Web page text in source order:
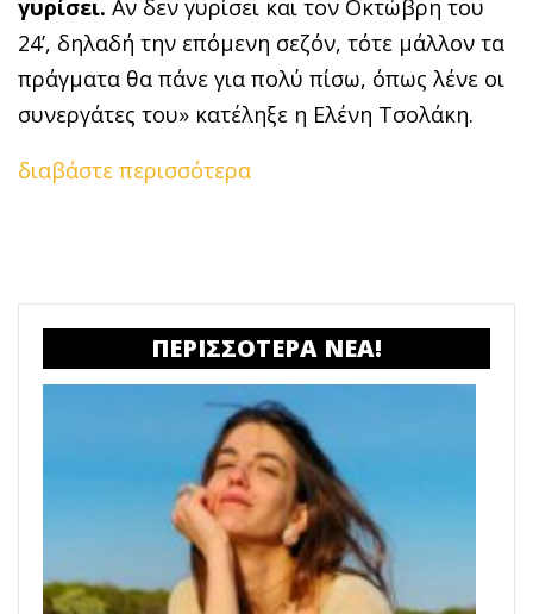
γυρίσει. Αν δεν γυρίσει και τον Οκτώβρη του
24’, δηλαδή την επόμενη σεζόν, τότε μάλλον τα
πράγματα θα πάνε για πολύ πίσω, όπως λένε οι
συνεργάτες του» κατέληξε η Ελένη Τσολάκη.
διαβάστε περισσότερα
ΠΕΡΙΣΣΟΤΕΡΑ ΝΕΑ!